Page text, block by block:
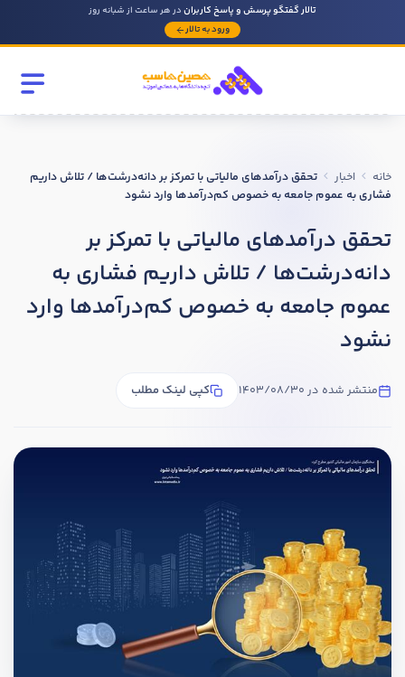
تالار گفتگو پرسش و پاسخ کاربراندر هر ساعت از شبانه روز
ورود به تالار
خانه اخبار
تحقق درآمدهای مالیاتی با تمرکز بر دانه‌درشت‌ها / تلاش داریم
فشاری به عموم جامعه به خصوص کم‌درآمدها وارد نشود
تحقق درآمدهای مالیاتی با تمرکز بر
دانه‌درشت‌ها / تلاش داریم فشاری به
عموم جامعه به خصوص کم‌درآمدها وارد
نشود
منتشر شده در 1403/08/30 کپی لینک مطلب
سابقه کار حسابداری
روحیه رهبری دارید ؟
داشته اید را بنویسید
در صورتی که سابقه دارید ، چه مهارت هایی در حسابداری دارید؟
هدف شما از آموزش چیست ؟